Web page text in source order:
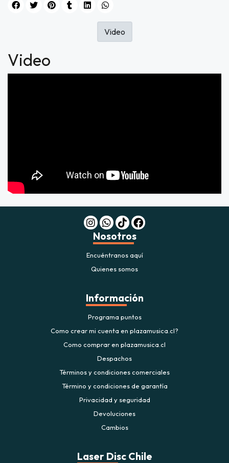
Video
Video
Nosotros
Encuéntranos aquí
Quienes somos
Información
Programa puntos
Como crear mi cuenta en plazamusica.cl?
Como comprar en plazamusica.cl
Despachos
Términos y condiciones comerciales
Término y condiciones de garantía
Privacidad y seguridad
Devoluciones
Cambios
Laser Disc Chile